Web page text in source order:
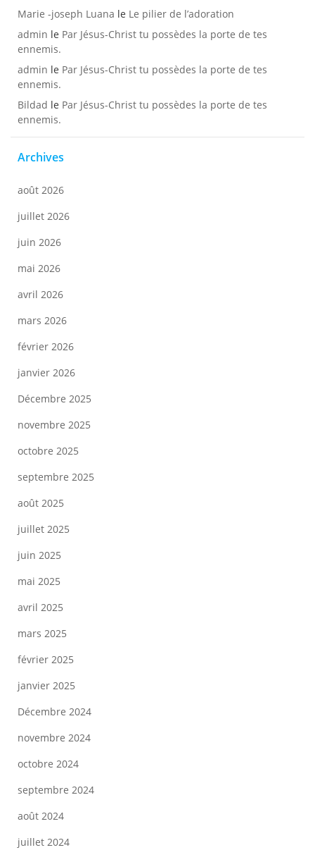
Marie -joseph Luana le Le pilier de l’adoration
admin le Par Jésus-Christ tu possèdes la porte de tes
ennemis.
admin le Par Jésus-Christ tu possèdes la porte de tes
ennemis.
Bildad le Par Jésus-Christ tu possèdes la porte de tes
ennemis.
Archives
août 2026
juillet 2026
juin 2026
mai 2026
avril 2026
mars 2026
février 2026
janvier 2026
Décembre 2025
novembre 2025
octobre 2025
septembre 2025
août 2025
juillet 2025
juin 2025
mai 2025
avril 2025
mars 2025
février 2025
janvier 2025
Décembre 2024
novembre 2024
octobre 2024
septembre 2024
août 2024
juillet 2024